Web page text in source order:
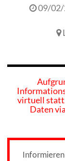
09/02/
virtuell
Daten